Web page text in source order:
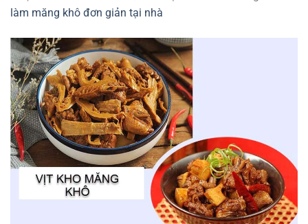
làm măng khô đơn giản tại nhà